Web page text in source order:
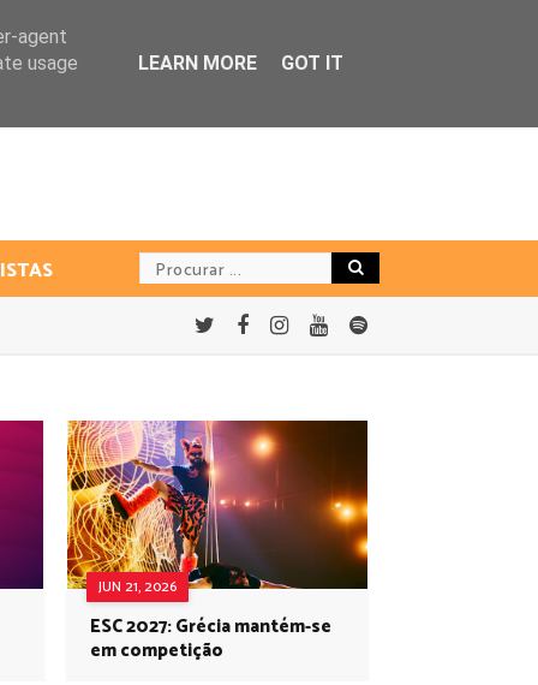
JUN 21, 2026
ESC 2027: Grécia mantém-se
em competição
agent
usage
LEARN MORE GOT IT